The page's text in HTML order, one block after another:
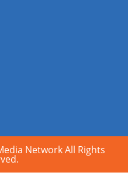
Network All Rights